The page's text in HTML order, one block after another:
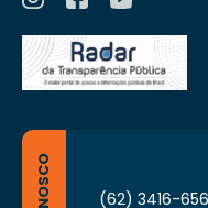
(62) 3416-